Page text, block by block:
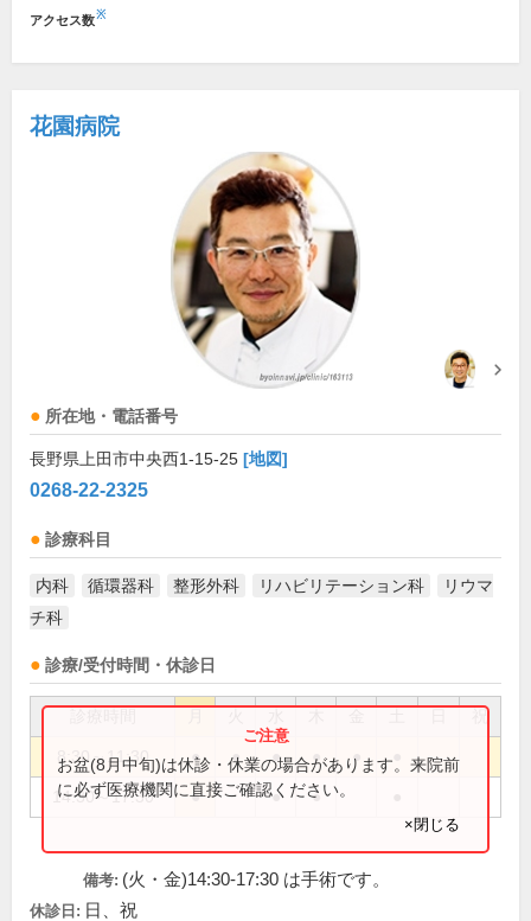
アクセス数※
花園病院
所在地・電話番号
長野県上田市中央西1-15-25 [地図]
0268-22-2325
診療科目
内科 循環器科 整形外科 リハビリテーション科
リウマ
チ科
診療/受付時間・休診日
祝
8:30～11:30 ● ● ● ● ●
14:30～17:30 ● ● ●
お盆(8月中旬)は休診・休業の場合があります。来院前
に必ず医療機関に直接ご確認ください。
×閉じる
備考: (火・金)14:30-17:30 は手術です。
休診日: 日、祝